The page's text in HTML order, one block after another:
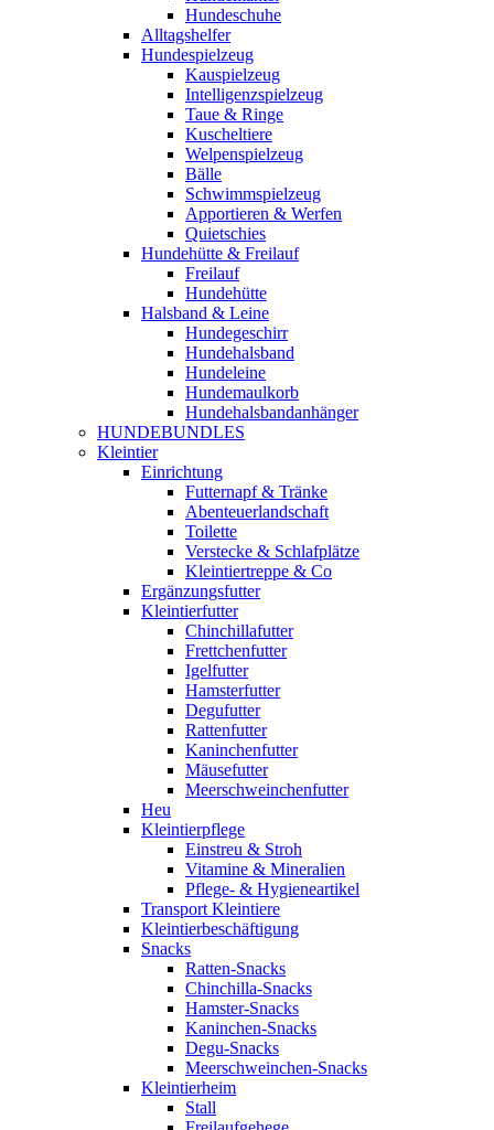
Hundeschuhe
Alltagshelfer
Hundespielzeug
Kauspielzeug
Intelligenzspielzeug
Taue & Ringe
Kuscheltiere
Welpenspielzeug
Bälle
Schwimmspielzeug
Apportieren & Werfen
Quietschies
Hundehütte & Freilauf
Freilauf
Hundehütte
Halsband & Leine
Hundegeschirr
Hundehalsband
Hundeleine
Hundemaulkorb
Hundehalsbandanhänger
HUNDEBUNDLES
Kleintier
Einrichtung
Futternapf & Tränke
Abenteuerlandschaft
Toilette
Verstecke & Schlafplätze
Kleintiertreppe & Co
Ergänzungsfutter
Kleintierfutter
Chinchillafutter
Frettchenfutter
Igelfutter
Hamsterfutter
Degufutter
Rattenfutter
Kaninchenfutter
Mäusefutter
Meerschweinchenfutter
Heu
Kleintierpflege
Einstreu & Stroh
Vitamine & Mineralien
Pflege- & Hygieneartikel
Transport Kleintiere
Kleintierbeschäftigung
Snacks
Ratten-Snacks
Chinchilla-Snacks
Hamster-Snacks
Kaninchen-Snacks
Degu-Snacks
Meerschweinchen-Snacks
Kleintierheim
Stall